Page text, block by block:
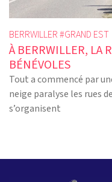
BERRWILLER #GRAND EST
À BERRWILLER, LA
BÉNÉVOLES
Tout a commencé par
neige paralyse les rues
s’organisent